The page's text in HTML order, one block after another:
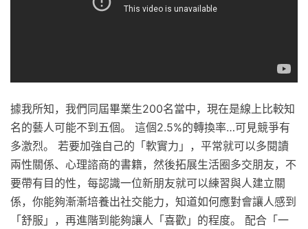
據我所知，我們同屆畢業生200名當中，現在是線上比較知
名的藝人可能不到五個。 這個2.5%的轉換率…可見競爭有
多激烈。 若要加強自己的「軟實力」，平常就可以多閱讀
兩性關係、心理諮商的書籍，然後拓展生活圈多交朋友，不
要帶有目的性，每認識一位新朋友就可以練習與人建立關
係，你能夠漸漸培養出社交能力，知道如何應對會讓人感到
「舒服」，再進階到能夠讓人「喜歡」的程度。 配合「一